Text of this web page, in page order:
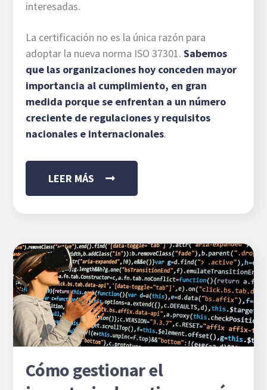
interesadas.
La certificación no es la única razón para
adoptar la nueva norma ISO 37301. Sabemos
que las organizaciones hoy conceden mayor
importancia al cumplimiento, en gran
medida porque se enfrentan a un número
creciente de regulaciones y requisitos
nacionales e internacionales.
LEER MÁS
Cómo gestionar el